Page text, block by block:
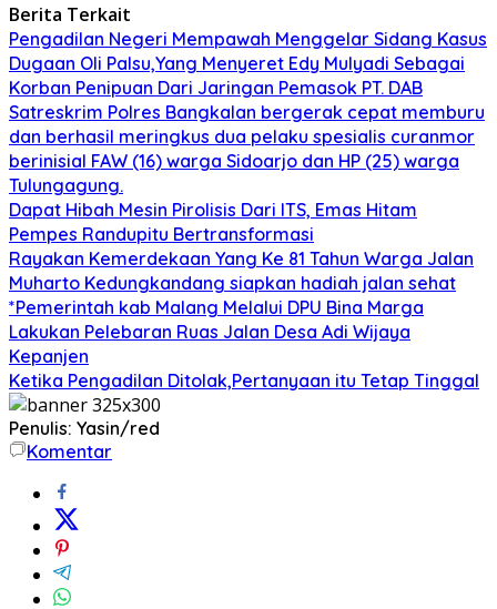
Berita Terkait
Pengadilan Negeri Mempawah Menggelar Sidang Kasus
Dugaan Oli Palsu,Yang Menyeret Edy Mulyadi Sebagai
Korban Penipuan Dari Jaringan Pemasok PT. DAB
Satreskrim Polres Bangkalan bergerak cepat memburu
dan berhasil meringkus dua pelaku spesialis curanmor
berinisial FAW (16) warga Sidoarjo dan HP (25) warga
Tulungagung.
Dapat Hibah Mesin Pirolisis Dari ITS, Emas Hitam
Pempes Randupitu Bertransformasi
Rayakan Kemerdekaan Yang Ke 81 Tahun Warga Jalan
Muharto Kedungkandang siapkan hadiah jalan sehat
*Pemerintah kab Malang Melalui DPU Bina Marga
Lakukan Pelebaran Ruas Jalan Desa Adi Wijaya
Kepanjen
Ketika Pengadilan Ditolak,Pertanyaan itu Tetap Tinggal
Penulis: Yasin/red
Komentar